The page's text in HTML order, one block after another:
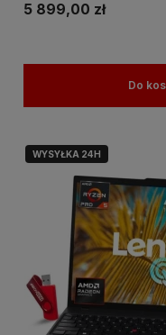
5 899,00 zł
Do
WYSYŁKA 24H